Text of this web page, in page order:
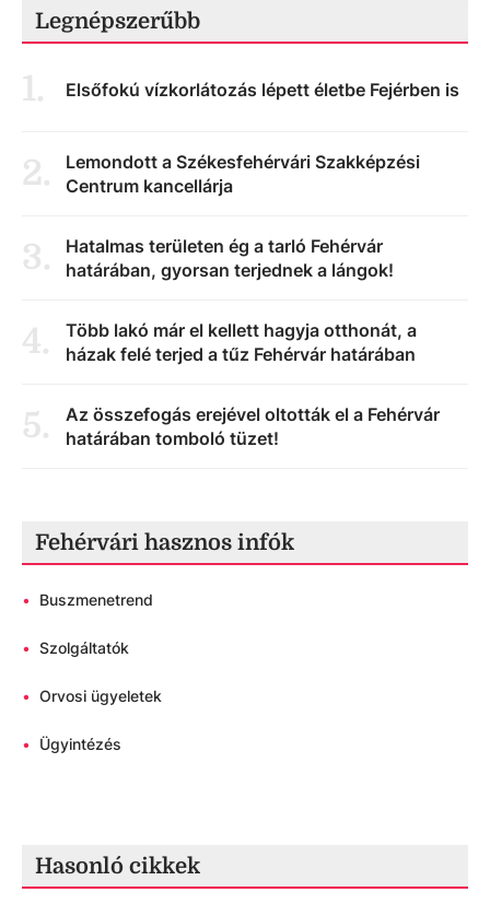
Legnépszerűbb
1. Elsőfokú vízkorlátozás lépett életbe Fejérben is
2.
Lemondott a Székesfehérvári Szakképzési
Centrum kancellárja
3.
Hatalmas területen ég a tarló Fehérvár
határában, gyorsan terjednek a lángok!
4.
Több lakó már el kellett hagyja otthonát, a
házak felé terjed a tűz Fehérvár határában
5.
Az összefogás erejével oltották el a Fehérvár
határában tomboló tüzet!
Fehérvári hasznos infók
• Buszmenetrend
• Szolgáltatók
• Orvosi ügyeletek
• Ügyintézés
Hasonló cikkek